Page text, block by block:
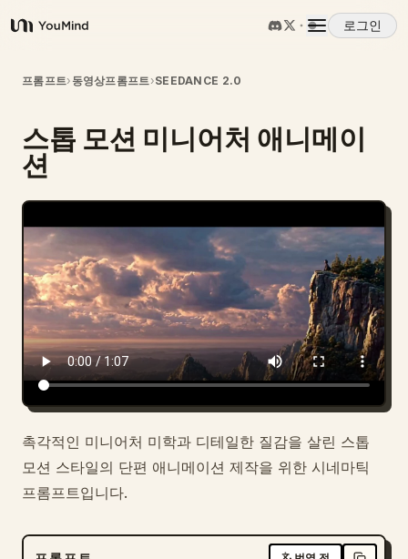
YouMind
로그인
개요
사용 사례
스킬
프롬프트
가격
다운로드
블로그
업데이트
프롬프트› 동영상프롬프트›SEEDANCE 2.0
스톱 모션 미니어처 애니메이
션
촉각적인 미니어처 미학과 디테일한 질감을 살린 스톱
모션 스타일의 단편 애니메이션 제작을 위한 시네마틱
프롬프트입니다.